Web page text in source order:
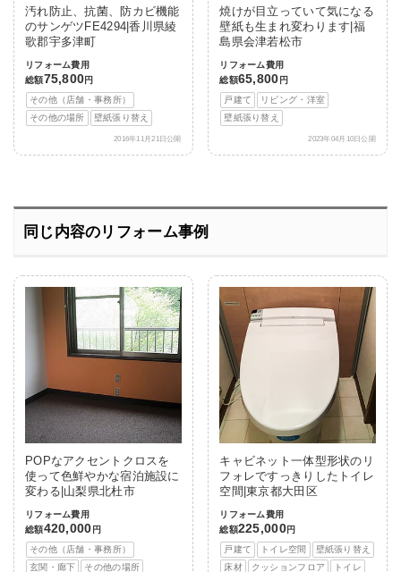
汚れ防止、抗菌、防カビ機能
のサンゲツFE4294|香川県綾
歌郡宇多津町
リフォーム費用
総額75,800円
その他（店舗・事務所）
その他の場所
壁紙張り替え
2016年11月21日公開
焼けが目立っていて気になる
壁紙も生まれ変わります|福
島県会津若松市
リフォーム費用
総額65,800 円
戸建て
リビング・洋室
壁紙張り替え
2023年04月10日公開
同じ内容のリフォーム事例
POPなアクセントクロスを
使って色鮮やかな宿泊施設に
変わる|山梨県北杜市
リフォーム費用
総額420,000 円
その他（店舗・事務所）
玄関・廊下
その他の場所
キャビネット一体型形状のリ
フォレですっきりしたトイレ
空間|東京都大田区
リフォーム費用
総額225,000円
戸建て
トイレ空間
壁紙張り替え
床材
クッションフロア トイレ